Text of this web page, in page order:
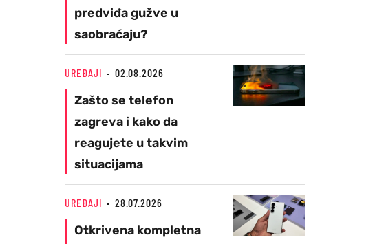
predviđa gužve u
saobraćaju?
UREĐAJI 02.08.2026
Zašto se telefon
zagreva i kako da
reagujete u takvim
situacijama
UREĐAJI 28.07.2026
Otkrivena kompletna